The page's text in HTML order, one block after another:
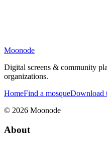
Moonode
Digital screens & community
organizations.
HomeFind a mosqueDownload
© 2026 Moonode
About